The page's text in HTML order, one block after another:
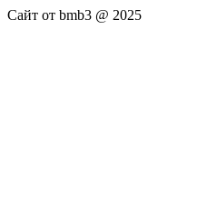
Сайт от bmb3 @ 2025